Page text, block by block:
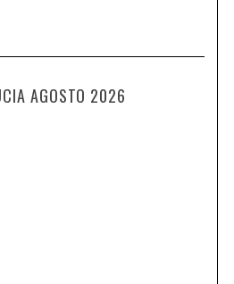
AGOSTO 2026